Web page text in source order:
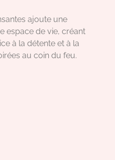
ajoute une
espace de vie, créant
à la détente et à la
au coin du feu.